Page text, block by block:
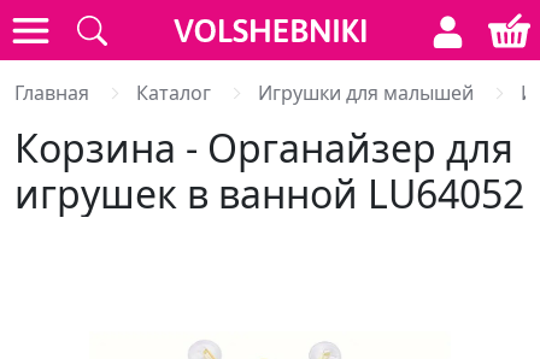
Главная Каталог Игрушки для малышей
Корзина - Органайзер для
игрушек в ванной LU64052